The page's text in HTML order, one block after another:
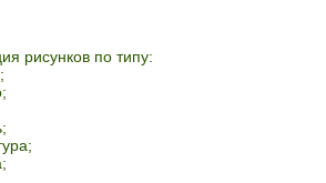
рисунков по типу: